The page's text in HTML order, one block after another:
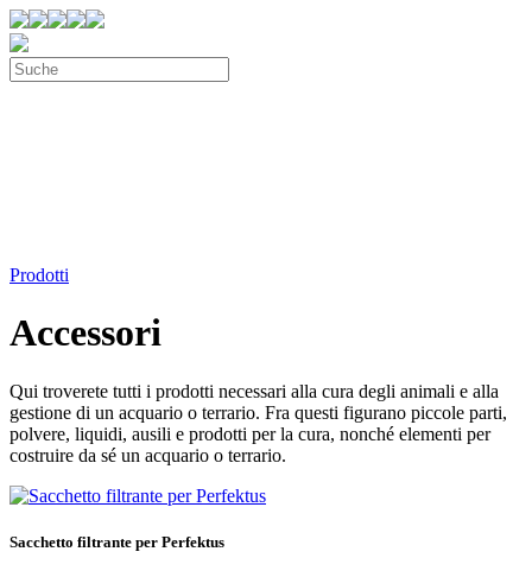
Prodotti
Accessori
Qui troverete tutti i prodotti necessari alla cura degli animali e alla
gestione di un acquario o terrario. Fra questi figurano piccole parti,
polvere, liquidi, ausili e prodotti per la cura, nonché elementi per
costruire da sé un acquario o terrario.
Sacchetto filtrante per Perfektus